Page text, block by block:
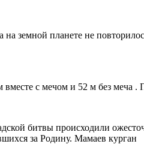
на земной планете не
с мечом и 52 м без меча .
битвы происходили
за Родину. Мамаев курган